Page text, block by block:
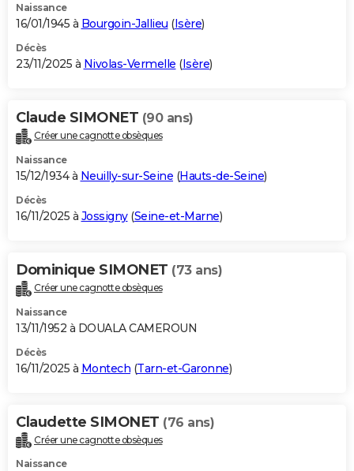
Naissance
16/01/1945 à Bourgoin-Jallieu (Isère)
Décès
23/11/2025 à Nivolas-Vermelle (Isère)
Claude SIMONET (90 ans)
Créer une cagnotte obsèques
Naissance
15/12/1934 à Neuilly-sur-Seine (Hauts-de-Seine)
Décès
16/11/2025 à Jossigny(Seine-et-Marne)
Dominique SIMONET (73 ans)
Créer une cagnotte obsèques
Naissance
13/11/1952 à DOUALA CAMEROUN
Décès
16/11/2025 à Montech (Tarn-et-Garonne)
Claudette SIMONET (76 ans)
Créer une cagnotte obsèques
Naissance